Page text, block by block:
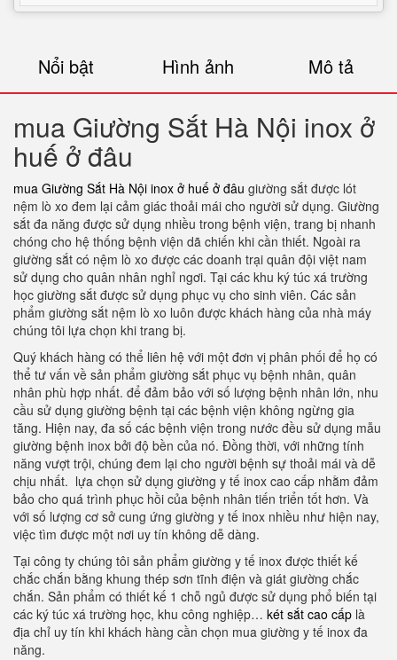
Nổi bật Hình ảnh Mô tả
mua Giường Sắt Hà Nội inox ở
huế ở đâu
mua Giường Sắt Hà Nội inox ở huế ở đâu giường sắt được lót
nệm lò xo đem lại cảm giác thoải mái cho người sử dụng. Giường
sắt đa năng được sử dụng nhiều trong bệnh viện, trang bị nhanh
chóng cho hệ thống bệnh viện dã chiến khi cần thiết. Ngoài ra
giường sắt có nệm lò xo được các doanh trại quân đội việt nam
sử dụng cho quân nhân nghỉ ngơi. Tại các khu ký túc xá trường
học giường sắt được sử dụng phục vụ cho sinh viên. Các sản
phẩm giường sắt nệm lò xo luôn được khách hàng của nhà máy
chúng tôi lựa chọn khi trang bị.
Quý khách hàng có thể liên hệ với một đơn vị phân phối để họ có
thể tư vấn về sản phẩm giường sắt phục vụ bệnh nhân, quân
nhân phù hợp nhất. để đảm bảo với số lượng bệnh nhân lớn, nhu
cầu sử dụng giường bệnh tại các bệnh viện không ngừng gia
tăng. Hiện nay, đa số các bệnh viện trong nước đều sử dụng mẫu
giường bệnh inox bởi độ bền của nó. Đồng thời, với những tính
năng vượt trội, chúng đem lại cho người bệnh sự thoải mái và dễ
chịu nhất. lựa chọn sử dụng giường y tế inox cao cấp nhằm đảm
bảo cho quá trình phục hồi của bệnh nhân tiến triển tốt hơn. Và
với số lượng cơ sở cung ứng giường y tế inox nhiều như hiện nay,
việc tìm được một nơi uy tín không dễ dàng.
Tại công ty chúng tôi sản phẩm giường y tế inox được thiết kế
chắc chắn bằng khung thép sơn tĩnh điện và giát giường chắc
chắn. Sản phẩm có thiết kế 1 chỗ ngủ được sử dụng phổ biến tại
các ký túc xá trường học, khu công nghiệp… két sắt cao cấp là
địa chỉ uy tín khi khách hàng cần chọn mua giường y tế inox đa
năng.